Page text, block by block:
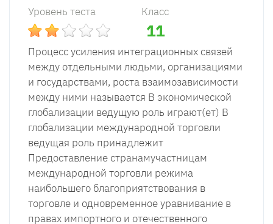
Уровень теста Класс
11
Процесс усиления интеграционных связей
между отдельными людьми, организациями
и государствами, роста взаимозависимости
между ними называется В экономической
глобализации ведущую роль играют(ет) В
глобализации международной торговли
ведущая роль принадлежит
Предоставление странамучастницам
международной торговли режима
наибольшего благоприятство­вания в
торговле и одновременное уравнивание в
правах импортного и отечественного